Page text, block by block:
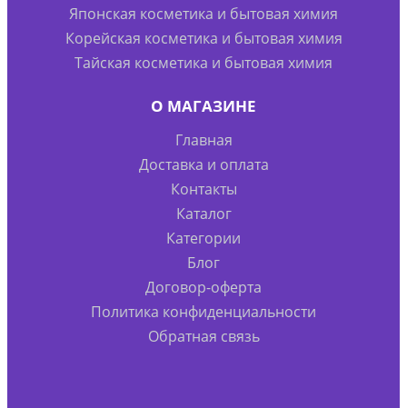
Японская косметика и бытовая химия
Корейская косметика и бытовая химия
Тайская косметика и бытовая химия
О МАГАЗИНЕ
Главная
Доставка и оплата
Контакты
Каталог
Категории
Блог
Договор-оферта
Политика конфиденциальности
Обратная связь